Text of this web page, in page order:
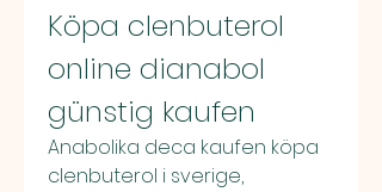
Köpa clenbuterol
online dianabol
günstig kaufen
Anabolika deca kaufen köpa
clenbuterol i sverige,